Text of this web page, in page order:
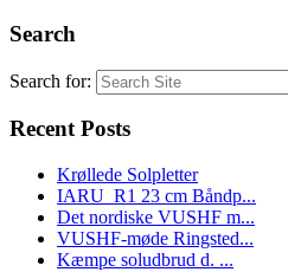
Search
Search for:
Recent Posts
Krøllede Solpletter
IARU_R1 23 cm Båndp...
Det nordiske VUSHF m...
VUSHF-møde Ringsted...
Kæmpe soludbrud d. ...